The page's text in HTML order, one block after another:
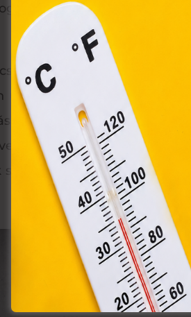
csalódást okozni.
a kockázatot
ugyanannyira nem
alkalomkor jó ötlet pénzt
intimitást, lelki
mindenképpen
törvény, valamint az
weblapoknak, melyek az
használatához, és
eszközén történő